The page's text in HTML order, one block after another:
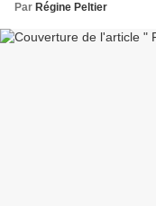
Par Régine Peltier